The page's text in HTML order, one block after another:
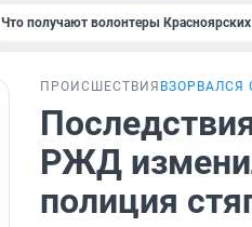
Что получают волонтеры
ПРОИСШЕСТВИЯ
РЖД
полиция